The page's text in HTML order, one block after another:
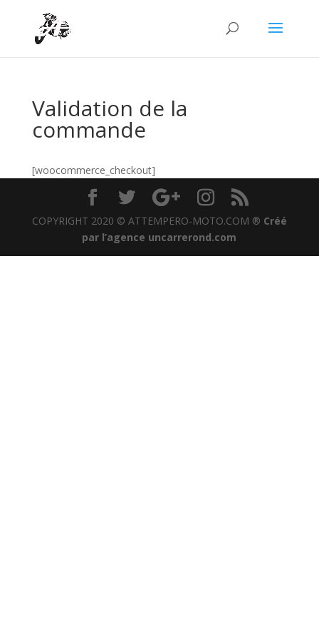
Validation de la
commande
[woocommerce_checkout]
COPYRIGHT 2020 © ATTEMPERO-MOTO.COM ® Créé
par l’agence uncarrerond.com